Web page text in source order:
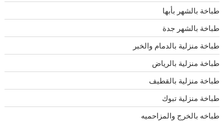
طباخة بالشهر بأبها
طباخة بالشهر جدة
طباخة منزلية بالدمام والخبر
طباخة منزلية بالرياض
طباخة منزلية بالقطيف
طباخة منزلية تبوك
طباخه بالخرج والمزاحميه